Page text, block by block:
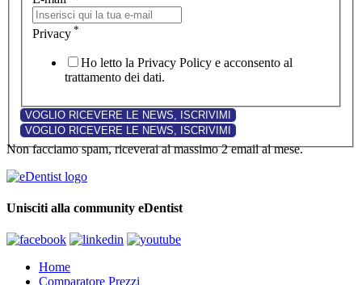
Privacy *
Ho letto la Privacy Policy e acconsento al
trattamento dei dati.
Non facciamo spam, riceverai al massimo 2 email al mese.
Unisciti alla community eDentist
Home
Comparatore Prezzi